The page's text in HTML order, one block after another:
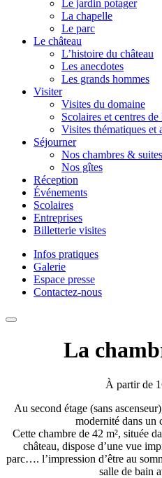
Le jardin potager
La chapelle
Le parc
Le château
L’histoire du château
Les anecdotes
Les grands hommes
Visiter
Visites du domaine
Scolaires et centres
Visites thématiques et
Séjourner
Nos chambres & suites
Nos gîtes
Réception
Événements
Scolaires
Entreprises
Billetterie visites
Infos pratiques
Galerie
Espace presse
Contactez-nous
La
À partir de
Au second étage (sans
modernité dans un
Cette chambre de 42 m², située
château, dispose d’une vue
parc…. l’impression d’être au
salle de bain